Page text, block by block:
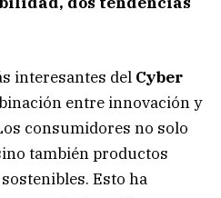
interesantes del Cyber
entre innovación y
consumidores no solo
también productos
Esto ha